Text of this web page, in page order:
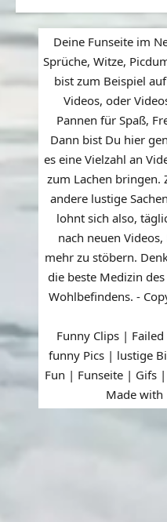
ein
schönes
Bier
–
der
Beiträge
Deine Funseite im
Sprüche, Witze,
bist zum Beispiel
Videos, oder
Pannen für Spaß,
Dann bist Du hier
es eine Vielzahl an
zum Lachen bringen.
andere lustige
lohnt sich also,
nach neuen
mehr zu stöbern.
die beste Medizin
Wohlbefindens. -
Funny Clips |
funny Pics | lustige
Fun | Funseite | Gifs
Made with